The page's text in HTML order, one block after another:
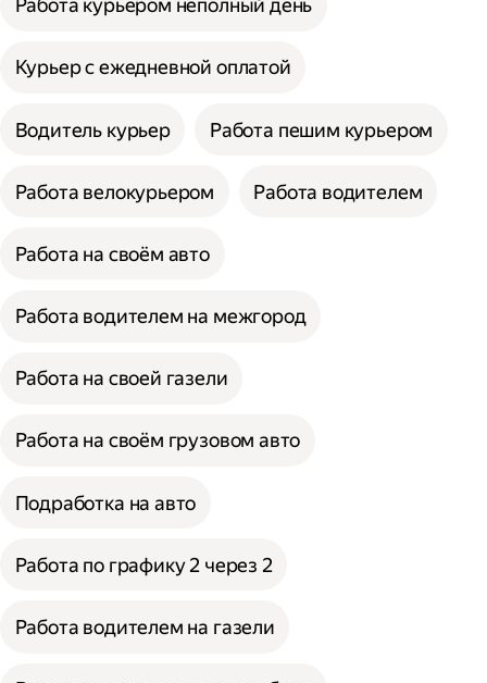
Работа курьером неполный день
Курьер с ежедневной оплатой
Водитель курьер Работа пешим курьером
Работа велокурьером Работа водителем
Работа на своём авто
Работа водителем на межгород
Работа на своей газели
Работа на своём грузовом авто
Подработка на авто
Работа по графику 2 через 2
Работа водителем на газели